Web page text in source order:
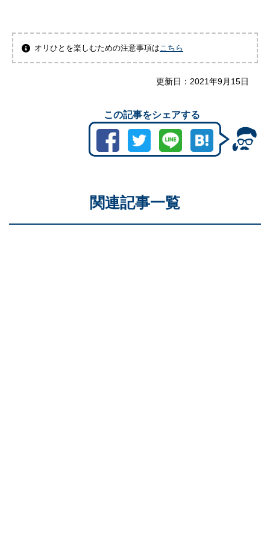
オリひとを楽しむための注意事項は こちら
更新日： 2021年9月15日
この記事をシェアする
関連記事一覧